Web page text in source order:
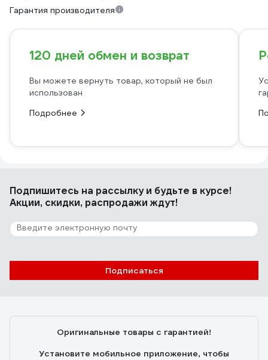
Гарантия производителя
120 дней обмен и возврат
Вы можете вернуть товар, который не был
использован
Подробнее
Подпишитесь на рассылкуи будьте в курсе!
Акции, скидки, распродажи ждут!
Подписаться
Оригинальные товары с гарантией!
Установите мобильное приложение, чтобы